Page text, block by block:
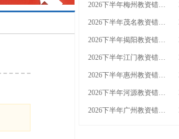
2026下半年梅州教资错过了7月份报名可以补报吗？
2026下半年茂名教资错过了7月份报名可以补报吗？
2026下半年揭阳教资错过了7月份报名可以补报吗？
2026下半年江门教资错过了7月份报名可以补报吗？
2026下半年惠州教资错过了7月份报名可以补报吗？
2026下半年河源教资错过了7月份报名可以补报吗？
2026下半年广州教资错过了7月份报名可以补报吗？